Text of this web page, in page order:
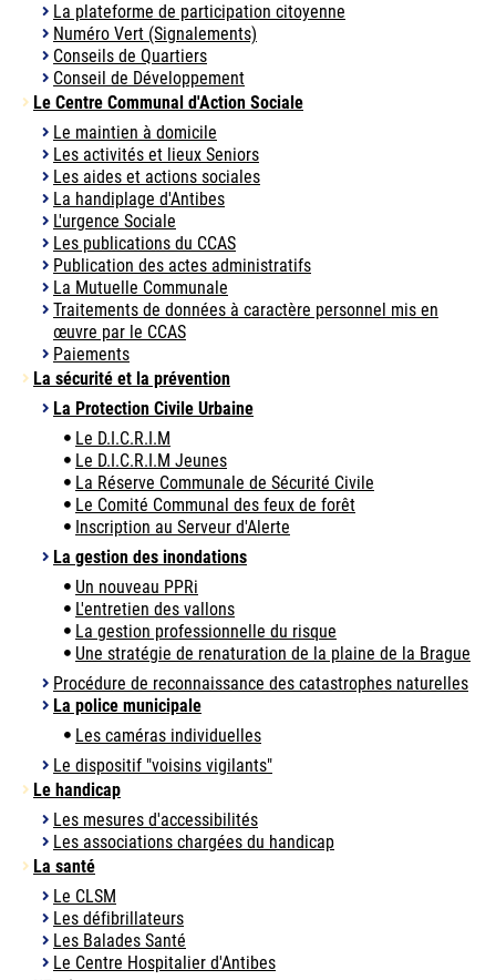
La plateforme de participation citoyenne
Numéro Vert (Signalements)
Conseils de Quartiers
Conseil de Développement
Le Centre Communal d'Action Sociale
Le maintien à domicile
Les activités et lieux Seniors
Les aides et actions sociales
La handiplage d'Antibes
L'urgence Sociale
Les publications du CCAS
Publication des actes administratifs
La Mutuelle Communale
Traitements de données à caractère personnel mis en
œuvre par le CCAS
Paiements
La sécurité et la prévention
La Protection Civile Urbaine
Le D.I.C.R.I.M
Le D.I.C.R.I.M Jeunes
La Réserve Communale de Sécurité Civile
Le Comité Communal des feux de forêt
Inscription au Serveur d'Alerte
La gestion des inondations
Un nouveau PPRi
L'entretien des vallons
La gestion professionnelle du risque
Une stratégie de renaturation de la plaine de la Brague
Procédure de reconnaissance des catastrophes naturelles
La police municipale
Les caméras individuelles
Le dispositif "voisins vigilants"
Le handicap
Les mesures d'accessibilités
Les associations chargées du handicap
La santé
Le CLSM
Les défibrillateurs
Les Balades Santé
Le Centre Hospitalier d'Antibes